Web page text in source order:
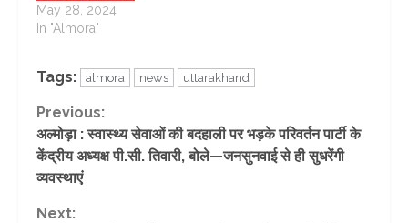
May 28, 2024
In "Almora"
Tags: almora news uttarakhand
Continue
Reading
Previous:
अल्मोड़ा : स्वास्थ्य सेवाओं की बदहाली पर भड़के परिवर्तन पार्टी के
केंद्रीय अध्यक्ष पी.सी. तिवारी, बोले—जनसुनवाई से ही सुधरेंगी
व्यवस्थाएं
Next: